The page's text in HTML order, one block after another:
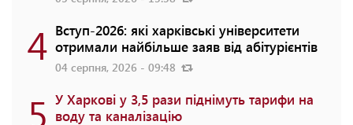
4 Вступ-2026: які харківські університети
отримали найбільше заяв від абітурієнтів
04 серпня, 2026 - 09:48
5 У Харкові у 3,5 рази піднімуть тарифи на
воду та каналізацію